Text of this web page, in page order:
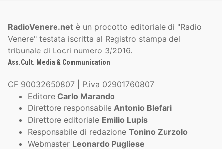
RadioVenere.net è un prodotto editoriale di "Radio
Venere" testata iscritta al Registro stampa del
tribunale di Locri numero 3/2016.
Ass.Cult. Media & Communication
CF 90032650807 | P.iva 02901760807
Editore Carlo Marando
Direttore responsabile Antonio Blefari
Direttore editoriale Emilio Lupis
Responsabile di redazione Tonino Zurzolo
Webmaster Leonardo Pugliese